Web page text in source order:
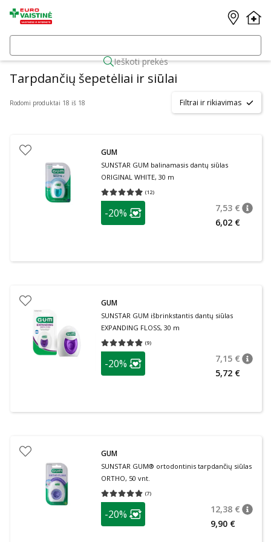
Ieškoti prekės
Tarpdančių šepetėliai ir siūlai
Rodomi produktai 18 iš 18 Filtrai ir rikiavimas
GUM
SUNSTAR GUM balinamasis dantų siūlas
ORIGINAL WHITE, 30 m
(12)
Vidutinis įvertinimas 4.92
patarimas
Lojalumo klubo narių nuolaida
-20% 7,53 €
6,02 €
GUM
SUNSTAR GUM išbrinkstantis dantų siūlas
EXPANDING FLOSS, 30 m
(9)
Vidutinis įvertinimas 4.78
patarimas
Lojalumo klubo narių nuolaida
-20% 7,15 €
5,72 €
GUM
SUNSTAR GUM® ortodontinis tarpdančių siūlas
ORTHO, 50 vnt.
(7)
Vidutinis įvertinimas 5.00
patarimas
Lojalumo klubo narių nuolaida
-20% 12,38 €
9,90 €